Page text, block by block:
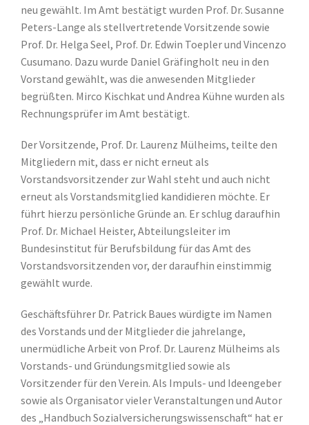
neu gewählt. Im Amt bestätigt wurden Prof. Dr. Susanne
Peters-Lange als stellvertretende Vorsitzende sowie
Prof. Dr. Helga Seel, Prof. Dr. Edwin Toepler und Vincenzo
Cusumano. Dazu wurde Daniel Gräfingholt neu in den
Vorstand gewählt, was die anwesenden Mitglieder
begrüßten. Mirco Kischkat und Andrea Kühne wurden als
Rechnungsprüfer im Amt bestätigt.
Der Vorsitzende, Prof. Dr. Laurenz Mülheims, teilte den
Mitgliedern mit, dass er nicht erneut als
Vorstandsvorsitzender zur Wahl steht und auch nicht
erneut als Vorstandsmitglied kandidieren möchte. Er
führt hierzu persönliche Gründe an. Er schlug daraufhin
Prof. Dr. Michael Heister, Abteilungsleiter im
Bundesinstitut für Berufsbildung für das Amt des
Vorstandsvorsitzenden vor, der daraufhin einstimmig
gewählt wurde.
Geschäftsführer Dr. Patrick Baues würdigte im Namen
des Vorstands und der Mitglieder die jahrelange,
unermüdliche Arbeit von Prof. Dr. Laurenz Mülheims als
Vorstands- und Gründungsmitglied sowie als
Vorsitzender für den Verein. Als Impuls- und Ideengeber
sowie als Organisator vieler Veranstaltungen und Autor
des „Handbuch Sozialversicherungswissenschaft“ hat er